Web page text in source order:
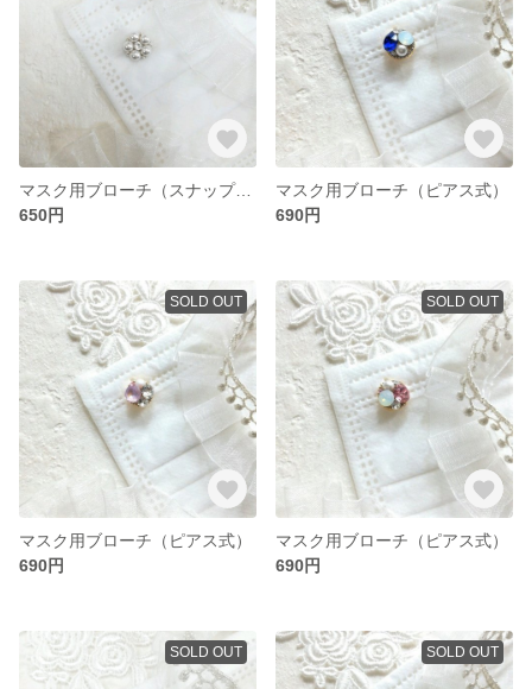
マスク用ブローチ（スナップボタン式）1個
650円
マスク用ブローチ（ピアス式）
690円
SOLD OUT
マスク用ブローチ（ピアス式）
690円
SOLD OUT
マスク用ブローチ（ピアス式）
690円
SOLD OUT SOLD OUT